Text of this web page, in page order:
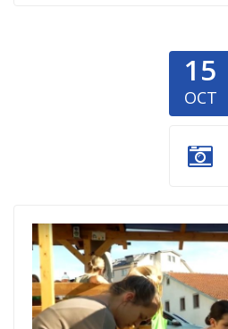
15
OCT
sloga-
mirijevo-